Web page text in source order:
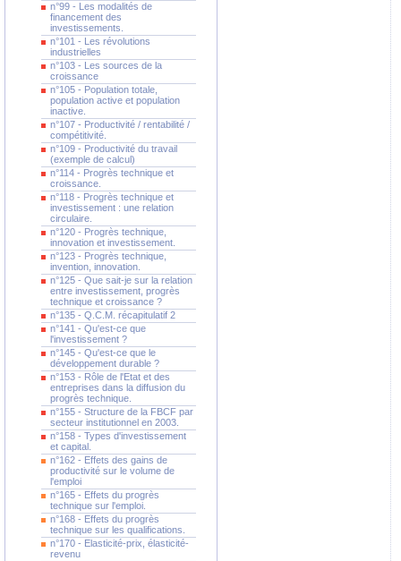
n°99 - Les modalités de
financement des
investissements.
n°101 - Les révolutions
industrielles
n°103 - Les sources de la
croissance
n°105 - Population totale,
population active et population
inactive.
n°107 - Productivité / rentabilité /
compétitivité.
n°109 - Productivité du travail
(exemple de calcul)
n°114 - Progrès technique et
croissance.
n°118 - Progrès technique et
investissement : une relation
circulaire.
n°120 - Progrès technique,
innovation et investissement.
n°123 - Progrès technique,
invention, innovation.
n°125 - Que sait-je sur la relation
entre investissement, progrès
technique et croissance ?
n°135 - Q.C.M. récapitulatif 2
n°141 - Qu'est-ce que
l'investissement ?
n°145 - Qu'est-ce que le
développement durable ?
n°153 - Rôle de l'Etat et des
entreprises dans la diffusion du
progrès technique.
n°155 - Structure de la FBCF par
secteur institutionnel en 2003.
n°158 - Types d'investissement
et capital.
n°162 - Effets des gains de
productivité sur le volume de
l'emploi
n°165 - Effets du progrès
technique sur l'emploi.
n°168 - Effets du progrès
technique sur les qualifications.
n°170 - Elasticité-prix, élasticité-
revenu